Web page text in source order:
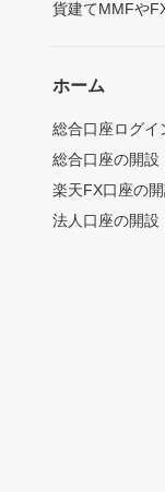
貨建てMMFや
ホーム
総合口座ログイ
総合口座の開設
楽天FX口座の
法人口座の開設